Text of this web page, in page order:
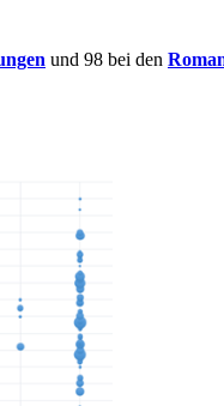
und 98 bei den